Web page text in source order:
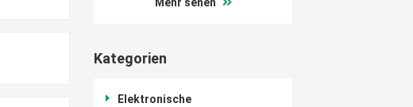
Kategorien
Elektronische